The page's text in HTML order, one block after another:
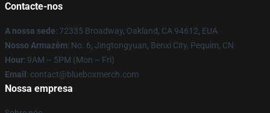
Contacte-nos
A nossa sede: 72335 Broadway, Oakland, CA 94612, EUA
Nosso Armazém: No. 6, Jingtongyuan, Benxi City, Pequim, CN
Hour: 9AM – 5PM (Mon – Fri)
Email : contact@blueboxmerch.com
Nossa empresa